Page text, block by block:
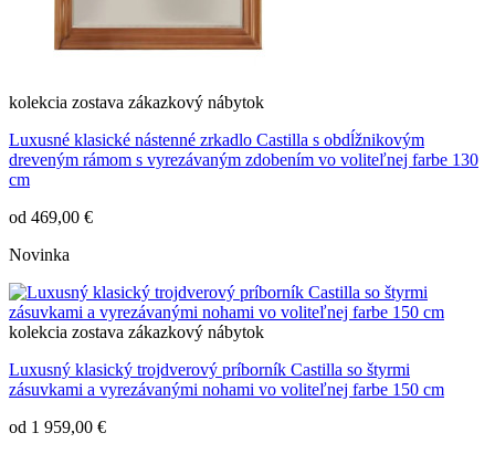
kolekcia zostava zákazkový nábytok
Luxusné klasické nástenné zrkadlo Castilla s obdĺžnikovým
dreveným rámom s vyrezávaným zdobením vo voliteľnej farbe 130
cm
od 469,00 €
Novinka
kolekcia zostava zákazkový nábytok
Luxusný klasický trojdverový príborník Castilla so štyrmi
zásuvkami a vyrezávanými nohami vo voliteľnej farbe 150 cm
od 1 959,00 €